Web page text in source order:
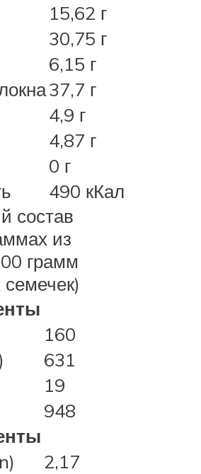
15,62 г
30,75 г
6,15 г
37,7 г
4,9 г
4,87 г
0 г
490 кКал
состав
из
грамм
160
631
19
948
2,17